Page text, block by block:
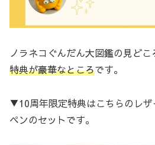
ノラネコぐんだん大図鑑の見どこ
特典が豪華なところです。
▼10周年限定特典はこちらのレ
ペンのセットです。